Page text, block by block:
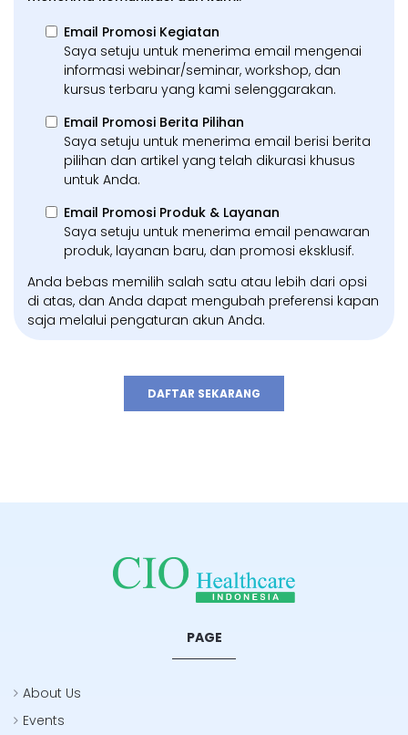
Email Promosi Kegiatan
Saya setuju untuk menerima email mengenai
informasi webinar/seminar, workshop, dan
kursus terbaru yang kami selenggarakan.
Email Promosi Berita Pilihan
Saya setuju untuk menerima email berisi berita
pilihan dan artikel yang telah dikurasi khusus
untuk Anda.
Email Promosi Produk & Layanan
Saya setuju untuk menerima email penawaran
produk, layanan baru, dan promosi eksklusif.
Anda bebas memilih salah satu atau lebih dari opsi
di atas, dan Anda dapat mengubah preferensi kapan
saja melalui pengaturan akun Anda.
DAFTAR SEKARANG
PAGE
About Us
Events